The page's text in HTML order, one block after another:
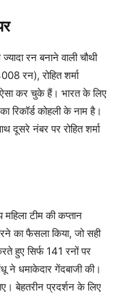
रन बनाने वाली चौथी
रन), रोहित शर्मा
कर चुके हैं। भारत के लिए
रिकॉर्ड कोहली के नाम है।
नंबर पर रोहित शर्मा
टीम की कप्तान
का फैसला किया, जो सही
हुए सिर्फ 141 रनों पर
ने धमाकेदार गेंदबाजी की।
बेहतरीन प्रदर्शन के लिए